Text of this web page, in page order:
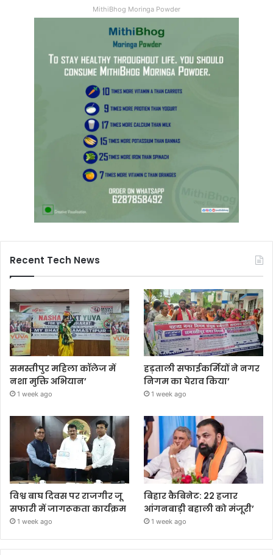
MithiBhog Moringa Powder
Recent Tech News
समस्तीपुर महिला कॉलेज में
नशा मुक्ति अभियान’
1 week ago
हड़ताली सफाईकर्मियों ने नगर
निगम का घेराव किया’
1 week ago
विश्व बाघ दिवस पर राजगीर जू
सफारी में जागरूकता कार्यक्रम
1 week ago
बिहार कैबिनेट: 22 हजार
आंगनबाड़ी बहाली को मंजूरी’
1 week ago